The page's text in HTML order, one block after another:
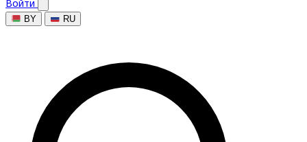
Войти
BY RU